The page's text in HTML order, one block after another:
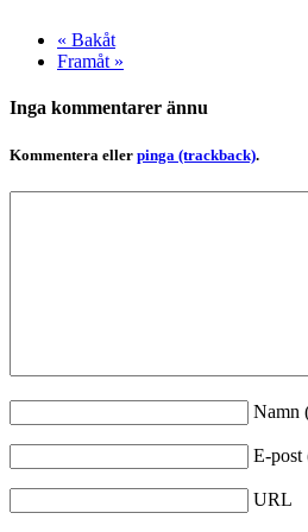
« Bakåt
Framåt »
Inga kommentarer ännu
Kommentera eller pinga (trackback).
Namn
E-post
URL